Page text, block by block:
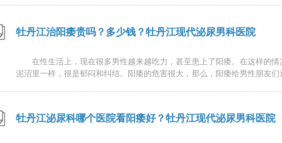
牡丹江治阳痿贵吗？多少钱？牡丹江现代泌尿男科医院
在性生活上，现在很多男性越来越吃力，甚至患上了阳痿。在这样的
泥沼里一样，很是郁闷和纠结。阳痿的危害很大，那么，阳痿给男性朋友们
牡丹江泌尿科哪个医院看阳痿好？牡丹江现代泌尿男科医院